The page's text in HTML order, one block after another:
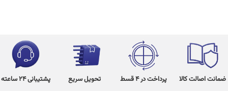
ضمانت اصالت کالا پرداخت در 4 قسط تحویل سریع پشتیبانی 24 ساعته